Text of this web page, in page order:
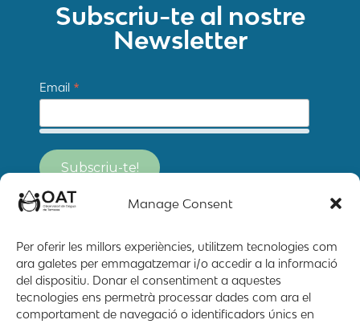
Manage Consent
Per oferir les millors experiències, utilitzem tecnologies com
ara galetes per emmagatzemar i/o accedir a la informació
del dispositiu. Donar el consentiment a aquestes
tecnologies ens permetrà processar dades com ara el
comportament de navegació o identificadors únics en
Subscriu-te al nostre
Newsletter
Email *